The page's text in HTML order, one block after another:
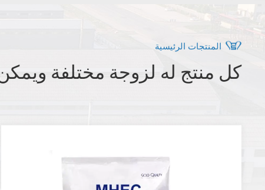
المنتجات الرئيسية
كل منتج له لزوجة مختلفة